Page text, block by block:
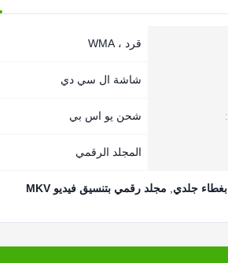
قرد ، WMA
شاشة ال سي دي
شحن يو اس بي
المجلد الرقمي
مجلد رقمي بتنسيق فيديو MKV